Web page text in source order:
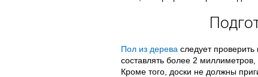
Пол из дерева следует
составлять более 2
Кроме того, доски не должны